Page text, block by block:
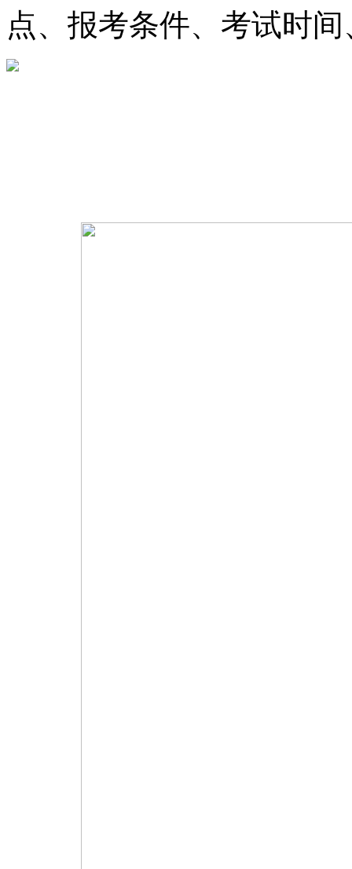
点、报考条件、考试时